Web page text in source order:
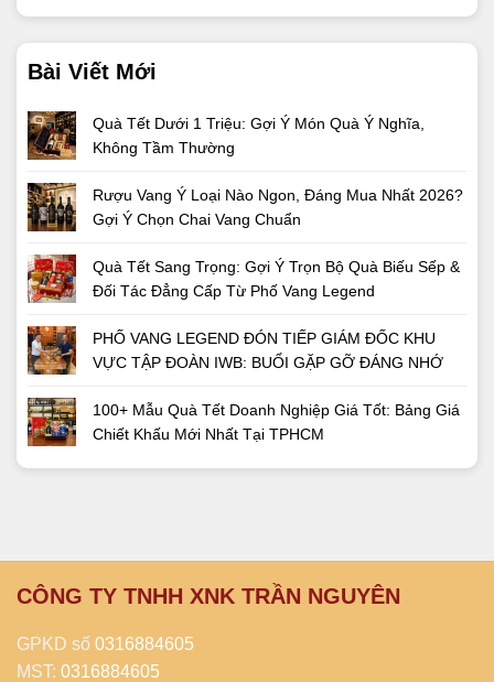
Bài Viết Mới
Quà Tết Dưới 1 Triệu: Gợi Ý Món Quà Ý Nghĩa,
Không Tầm Thường
Rượu Vang Ý Loại Nào Ngon, Đáng Mua Nhất 2026?
Gợi Ý Chọn Chai Vang Chuẩn
Quà Tết Sang Trọng: Gợi Ý Trọn Bộ Quà Biếu Sếp &
Đối Tác Đẳng Cấp Từ Phố Vang Legend
PHỐ VANG LEGEND ĐÓN TIẾP GIÁM ĐỐC KHU
VỰC TẬP ĐOÀN IWB: BUỔI GẶP GỠ ĐÁNG NHỚ
100+ Mẫu Quà Tết Doanh Nghiệp Giá Tốt: Bảng Giá
Chiết Khấu Mới Nhất Tại TPHCM
CÔNG TY TNHH XNK TRẦN NGUYÊN
GPKD số 0316884605
MST: 0316884605